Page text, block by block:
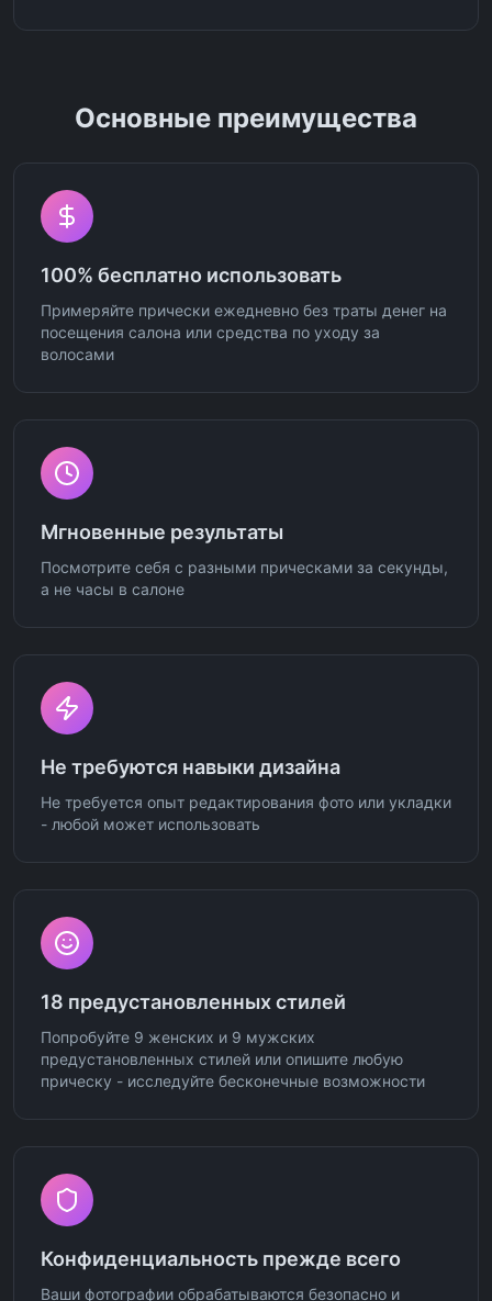
Основные преимущества
100% бесплатно использовать
Примеряйте прически ежедневно без траты денег на
посещения салона или средства по уходу за
волосами
Мгновенные результаты
Посмотрите себя с разными прическами за секунды,
а не часы в салоне
Не требуются навыки дизайна
Не требуется опыт редактирования фото или укладки
- любой может использовать
18 предустановленных стилей
Попробуйте 9 женских и 9 мужских
предустановленных стилей или опишите любую
прическу - исследуйте бесконечные возможности
Конфиденциальность прежде всего
Ваши фотографии обрабатываются безопасно и